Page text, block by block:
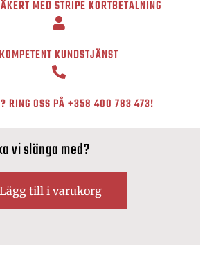
MED STRIPE KORTBETALNING
KOMPETENT KUNDSTJÄNST
RING OSS PÅ+358 400 783 473!
vi slänga med?
Lägg till i varukorg